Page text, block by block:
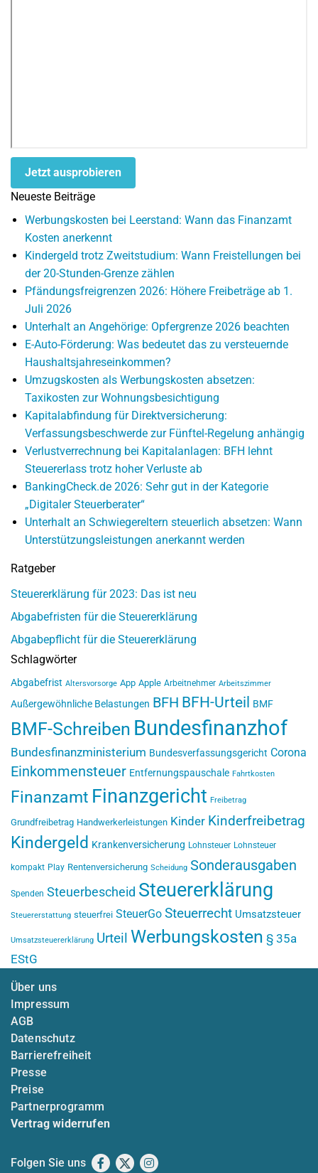
Jetzt ausprobieren
Neueste Beiträge
Werbungskosten bei Leerstand: Wann das Finanzamt
Kosten anerkennt
Kindergeld trotz Zweitstudium: Wann Freistellungen bei
der 20-Stunden-Grenze zählen
Pfändungsfreigrenzen 2026: Höhere Freibeträge ab 1.
Juli 2026
Unterhalt an Angehörige: Opfergrenze 2026 beachten
E-Auto-Förderung: Was bedeutet das zu versteuernde
Haushaltsjahreseinkommen?
Umzugskosten als Werbungskosten absetzen:
Taxikosten zur Wohnungsbesichtigung
Kapitalabfindung für Direktversicherung:
Verfassungsbeschwerde zur Fünftel-Regelung anhängig
Verlustverrechnung bei Kapitalanlagen: BFH lehnt
Steuererlass trotz hoher Verluste ab
BankingCheck.de 2026: Sehr gut in der Kategorie
„Digitaler Steuerberater“
Unterhalt an Schwiegereltern steuerlich absetzen: Wann
Unterstützungsleistungen anerkannt werden
Ratgeber
Steuererklärung für 2023: Das ist neu
Abgabefristen für die Steuererklärung
Abgabepflicht für die Steuererklärung
Schlagwörter
Abgabefrist Altersvorsorge App Apple Arbeitnehmer Arbeitszimmer
Außergewöhnliche Belastungen BFH BFH-Urteil BMF
BMF-Schreiben Bundesfinanzhof
Bundesfinanzministerium Bundesverfassungsgericht Corona
Einkommensteuer Entfernungspauschale Fahrtkosten
Finanzamt Finanzgericht Freibetrag
Grundfreibetrag Handwerkerleistungen Kinder Kinderfreibetrag
Kindergeld Krankenversicherung Lohnsteuer Lohnsteuer
kompakt Play Rentenversicherung Scheidung Sonderausgaben
Spenden Steuerbescheid Steuererklärung
Steuererstattung steuerfrei SteuerGo Steuerrecht Umsatzsteuer
Umsatzsteuererklärung Urteil Werbungskosten § 35a
EStG
Über uns
Impressum
AGB
Datenschutz
Barrierefreiheit
Presse
Preise
Partnerprogramm
Vertrag widerrufen
Folgen Sie uns Facebook
X Instagram